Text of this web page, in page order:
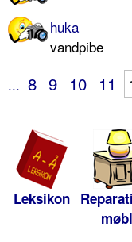
huka
vandpibe
... 8 9 10 11
Leksikon